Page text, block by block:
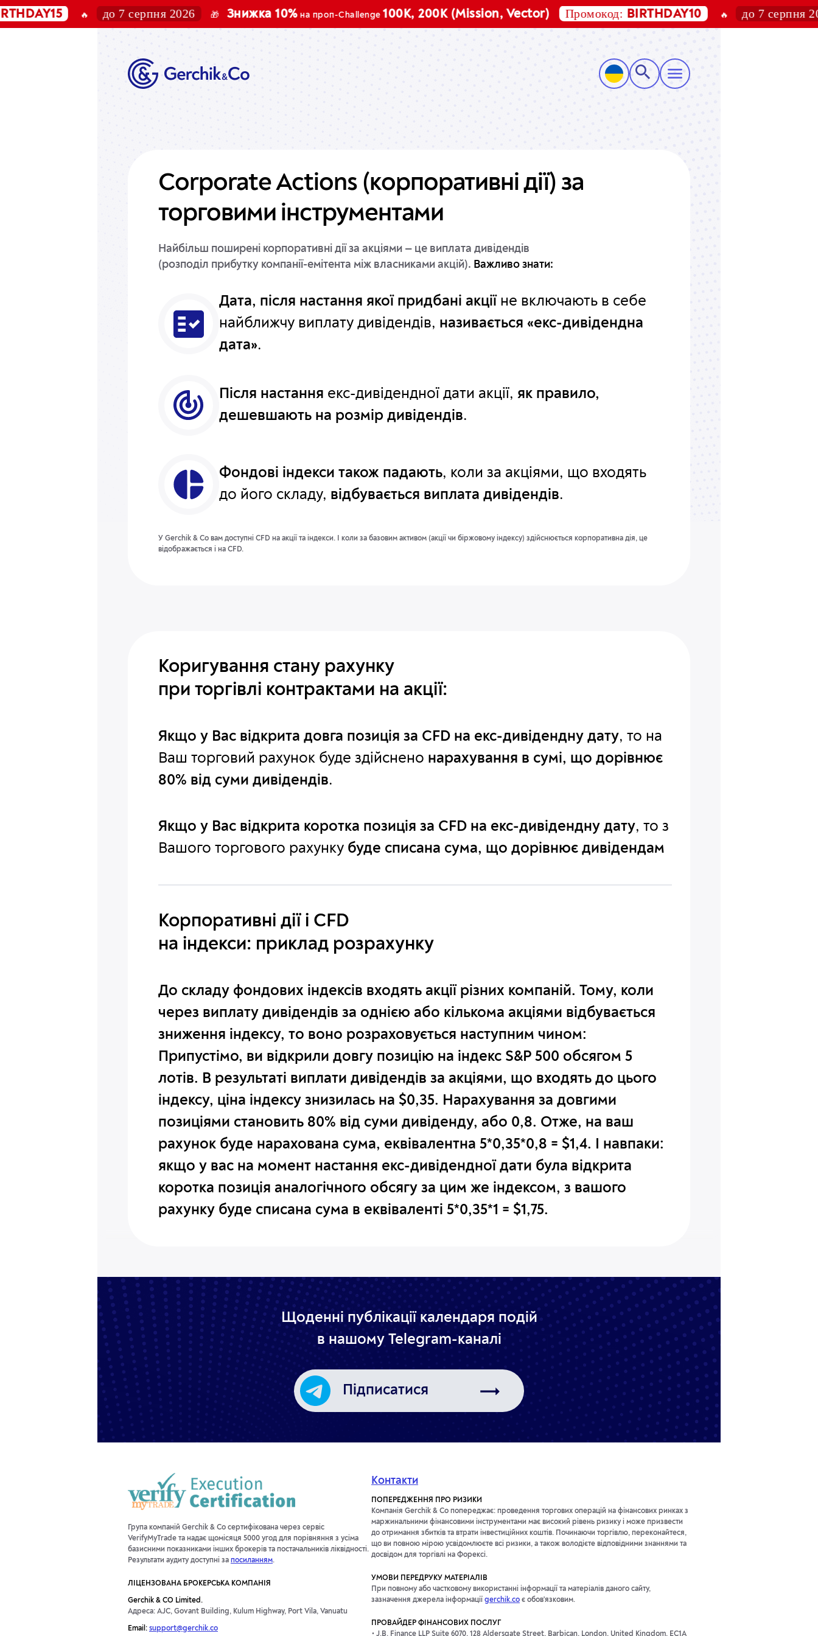
🔥 до 7 серпня 2026 🎁 Знижка 10%на проп-Challenge100K, 200K (Mission, Vector) Промокод:BIRTHDAY10 🔥 до 7 серпня 2026
Corporate Actions (корпоративні дії)за
торговими інструментами
Найбільш поширені корпоративні дії за акціями — це виплата дивідендів
(розподіл прибутку компанії-емітента між власниками акцій). Важливо знати:
Дата, після настання якої придбані акції не включають в себе
найближчу виплату дивідендів, називається «екс-дивідендна
дата».
Після настання екс-дивідендної дати акції, як правило,
дешевшають на розмір дивідендів.
Фондові індекси також падають, коли за акціями, що входять
до його складу, відбувається виплата дивідендів.
У Gerchik & Co вам доступні CFD на акції та індекси. І коли за базовим активом (акції чи біржовому індексу) здійснюється корпоративна дія, це
відображається і на CFD.
Коригування стану рахунку
при торгівлі контрактами на акції:
Якщо у Вас відкрита довга позиція за CFD на екс-дивідендну дату, то на
Ваш торговий рахунок буде здійснено нарахування в сумі, що дорівнює
80% від суми дивідендів.
Якщо у Вас відкрита коротка позиція за CFD на екс-дивідендну дату, то з
Вашого торгового рахунку буде списана сума, що дорівнює дивідендам
Корпоративні дії і CFD
на індекси: приклад розрахунку
До складу фондових індексів входять акції різних компаній. Тому, коли
через виплату дивідендів за однією або кількома акціями відбувається
зниження індексу, то воно розраховується наступним чином:
Припустімо, ви відкрили довгу позицію на індекс S&P 500 обсягом 5
лотів. В результаті виплати дивідендів за акціями, що входять до цього
індексу, ціна індексу знизилась на $0,35. Нарахування за довгими
позиціями становить 80% від суми дивіденду, або 0,8. Отже, на ваш
рахунок буде нарахована сума, еквівалентна 5*0,35*0,8 = $1,4. І навпаки:
якщо у вас на момент настання екс-дивідендної дати була відкрита
коротка позиція аналогічного обсягу за цим же індексом, з вашого
рахунку буде списана сума в еквіваленті 5*0,35*1 = $1,75.
Щоденні публікації календаря подій
в нашому Telegram-каналі
Підписатися
Група компаній Gerchik & Co сертифікована через сервіс
VerifyMyTrade та надає щомісяця 5000 угод для порівняння з усіма
базисними показниками інших брокерів та постачальників ліквідності.
Результати аудиту доступні за посиланням.
ЛІЦЕНЗОВАНА БРОКЕРСЬКА КОМПАНІЯ
Gerchik & CO Limited.
Адреса: AJC, Govant Building, Kulum Highway, Port Vila, Vanuatu
Email: support@gerchik.co
Контакти
ПОПЕРЕДЖЕННЯ ПРО РИЗИКИ
Компанія Gerchik & Co попереджає: проведення торгових операцій на фінансових ринках з
маржинальними фінансовими інструментами має високий рівень ризику і може призвести
до отримання збитків та втрати інвестиційних коштів. Починаючи торгівлю, переконайтеся,
що ви повною мірою усвідомлюєте всі ризики, а також володієте відповідними знаннями та
досвідом для торгівлі на Форексі.
УМОВИ ПЕРЕДРУКУ МАТЕРІАЛІВ
При повному або частковому використанні інформації та матеріалів даного сайту,
зазначення джерела інформації gerchik.co є обов'язковим.
ПРОВАЙДЕР ФІНАНСОВИХ ПОСЛУГ
J.B. Finance LLP Suite 6070, 128 Aldersgate Street, Barbican, London, United Kingdom, EC1A